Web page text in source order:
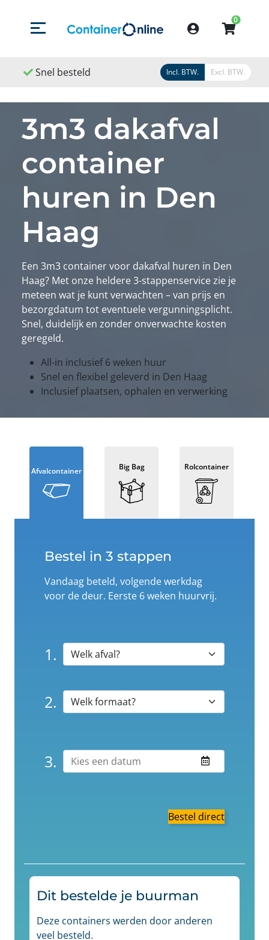
Menu openen/sluiten
Account
0
Snel besteld Snel geleverd
Incl. BTW. Excl. BTW.
3m3 dakafval
container
huren in Den
Haag
Een 3m3 container voor dakafval huren in Den
Haag? Met onze heldere 3-stappenservice zie je
meteen wat je kunt verwachten – van prijs en
bezorgdatum tot eventuele vergunningsplicht.
Snel, duidelijk en zonder onverwachte kosten
geregeld.
All-in inclusief 6 weken huur
Snel en flexibel geleverd in Den Haag
Inclusief plaatsen, ophalen en verwerking
Afvalcontainer Big Bag Rolcontainer
Bestel in 3 stappen
Vandaag beteld, volgende werkdag
voor de deur. Eerste 6 weken huurvrij.
1.
2.
3.
Bestel direct
Dit bestelde je buurman
Deze containers werden door anderen
veel besteld.